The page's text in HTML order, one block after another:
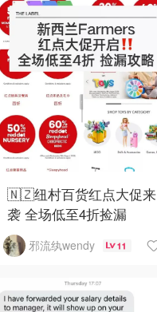
🇳🇿纽村百货红点大促来
袭 全场低至4折捡漏
邪流纨wendy 11